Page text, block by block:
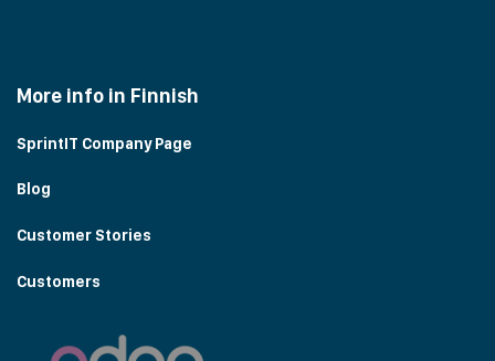
More info in Finnish
SprintIT Company Page
Blog
Customer Stories
Customers